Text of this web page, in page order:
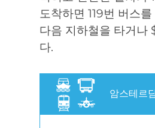
도착하면 119번 버스
다음 지하철을 타거나
다.
암스테르